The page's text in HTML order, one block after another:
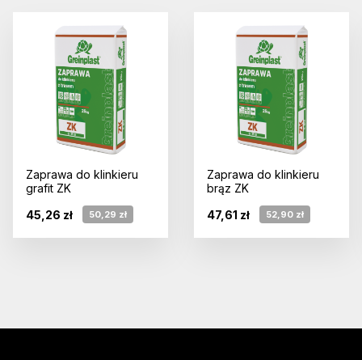
Zaprawa do klinkieru
grafit ZK
45,26 zł
50,29 zł
Zaprawa do klinkieru
brąz ZK
47,61 zł
52,90 zł